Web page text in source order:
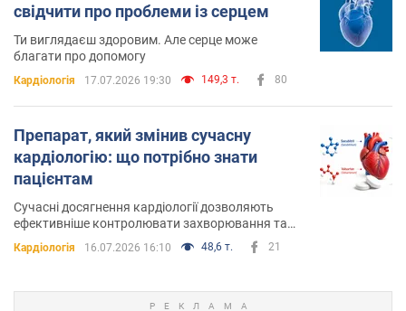
свідчити про проблеми із серцем
Ти виглядаєш здоровим. Але серце може
благати про допомогу
Кардіологія 17.07.2026 19:30 149,3 т. 80
Препарат, який змінив сучасну
кардіологію: що потрібно знати
пацієнтам
Сучасні досягнення кардіології дозволяють
ефективніше контролювати захворювання та
зменшувати ризики ускладнень
Кардіологія 16.07.2026 16:10 48,6 т. 21